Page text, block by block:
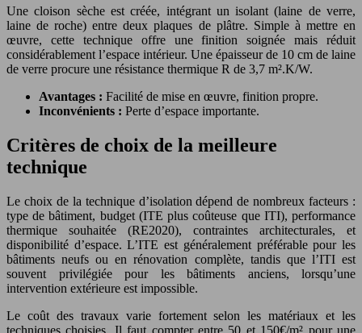
Une cloison sèche est créée, intégrant un isolant (laine de verre,
laine de roche) entre deux plaques de plâtre. Simple à mettre en
œuvre, cette technique offre une finition soignée mais réduit
considérablement l’espace intérieur. Une épaisseur de 10 cm de laine
de verre procure une résistance thermique R de 3,7 m².K/W.
Avantages : Facilité de mise en œuvre, finition propre.
Inconvénients : Perte d’espace importante.
Critères de choix de la meilleure
technique
Le choix de la technique d’isolation dépend de nombreux facteurs :
type de bâtiment, budget (ITE plus coûteuse que ITI), performance
thermique souhaitée (RE2020), contraintes architecturales, et
disponibilité d’espace. L’ITE est généralement préférable pour les
bâtiments neufs ou en rénovation complète, tandis que l’ITI est
souvent privilégiée pour les bâtiments anciens, lorsqu’une
intervention extérieure est impossible.
Le coût des travaux varie fortement selon les matériaux et les
techniques choisies. Il faut compter entre 50 et 150€/m² pour une